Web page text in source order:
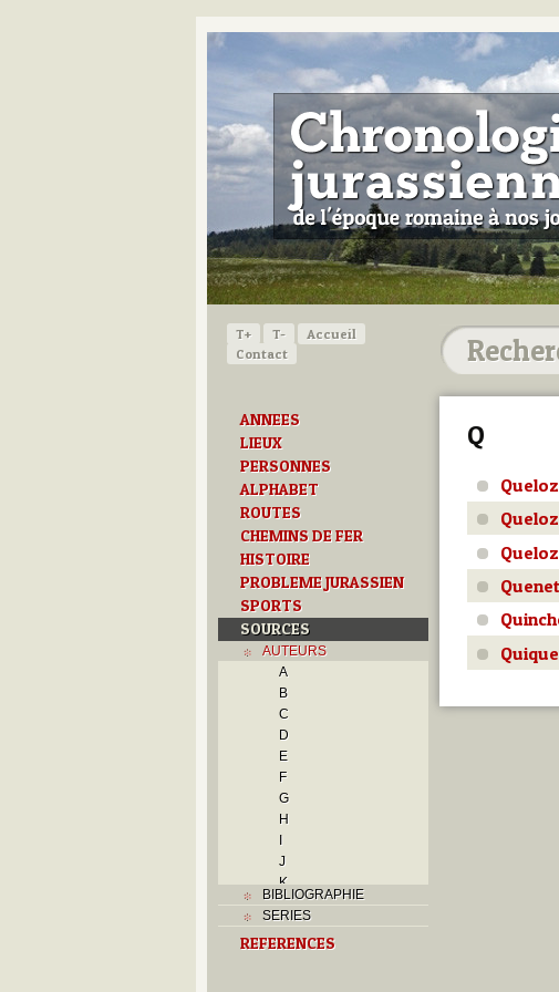
T+ T-
Accueil
Contact
ANNEES
LIEUX
PERSONNES
ALPHABET
ROUTES
CHEMINS DE FER
HISTOIRE
PROBLEME JURASSIEN
SPORTS
SOURCES
AUTEURS
A
B
C
D
E
F
G
H
I
J
K
L
M
N
BIBLIOGRAPHIE
SERIES
REFERENCES
Q